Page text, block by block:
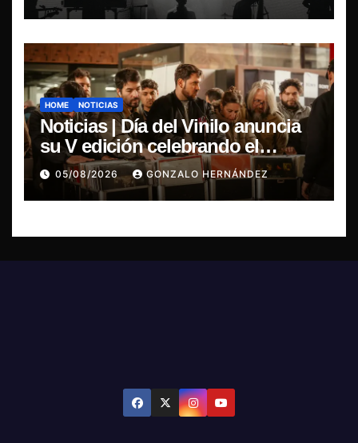
HOME NOTICIAS
Noticias | Día del Vinilo anuncia
su V edición celebrando el
regreso del 7″ fabricado en Chile
05/08/2026 GONZALO HERNÁNDEZ